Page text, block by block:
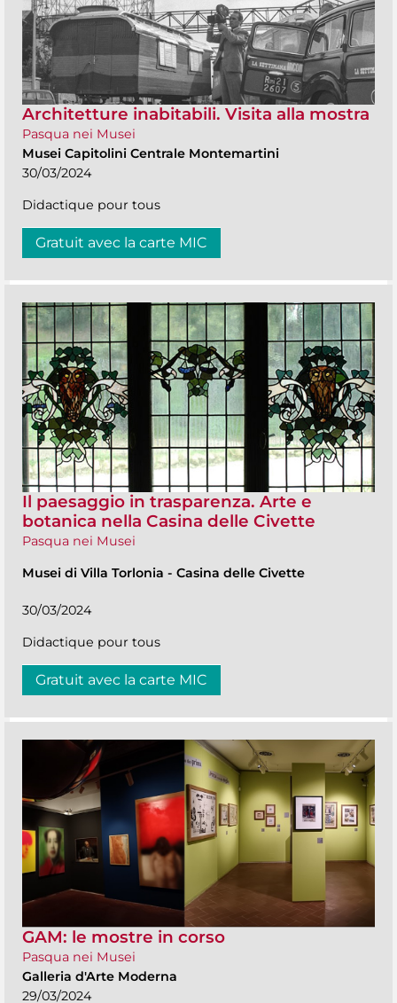
Architetture inabitabili. Visita alla mostra
Pasqua nei Musei
Musei Capitolini Centrale Montemartini
30/03/2024
Didactique pour tous
Gratuit avec la carte MIC
Il paesaggio in trasparenza. Arte e
botanica nella Casina delle Civette
Pasqua nei Musei
Musei di Villa Torlonia - Casina delle Civette
30/03/2024
Didactique pour tous
Gratuit avec la carte MIC
GAM: le mostre in corso
Pasqua nei Musei
Galleria d'Arte Moderna
29/03/2024